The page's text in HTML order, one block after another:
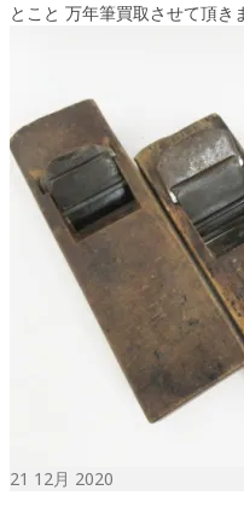
とこと 万年筆買取させて頂き
21 12月 2020